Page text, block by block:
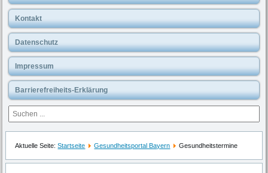
Kontakt
Datenschutz
Impressum
Barrierefreiheits-Erklärung
Aktuelle Seite:Startseite Gesundheitsportal Bayern Gesundheitstermine